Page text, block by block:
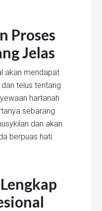
Proses
Jelas
mendapat
telus tentang
hartanah
sebarang
dan akan
berpuas hati.